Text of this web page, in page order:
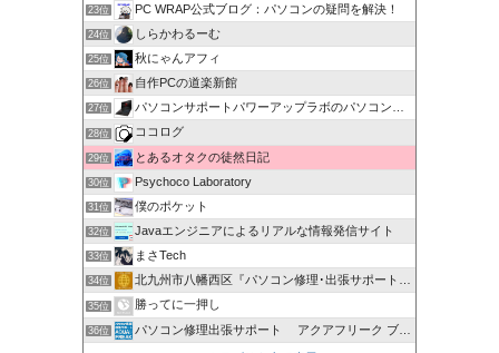
23位 PC WRAP公式ブログ：パソコンの疑問を解決！
24位 しらかわるーむ
25位 秋にゃんアフィ
26位 自作PCの道楽新館
27位 パソコンサポートパワーアップラボのパソコン大好き
28位 ココログ
29位 とあるオタクの徒然日記
30位 Psychoco Laboratory
31位 僕のポケット
32位 Javaエンジニアによるリアルな情報発信サイト
33位 まさTech
34位 北九州市八幡西区『パソコン修理･出張サポート』IMオフィス
35位 勝ってに一押し
36位 パソコン修理出張サポート アクアフリーク ブログ